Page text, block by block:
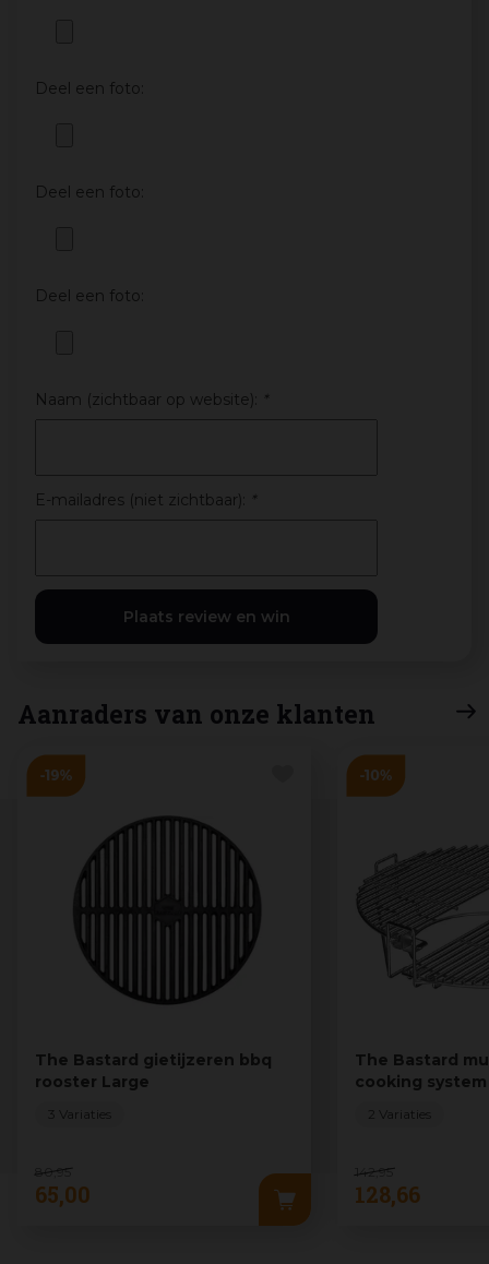
Deel een foto:
Deel een foto:
Deel een foto:
Naam (zichtbaar op website): *
E-mailadres (niet zichtbaar): *
Aanraders van onze klanten
The Bastard gietijzeren bbq
rooster Large
80 ,95
65,00
3 Variaties
The Bastard
cooking
142 ,95
128,66
2 Variaties